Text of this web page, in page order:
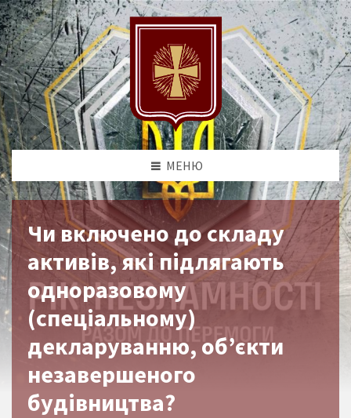
МЕНЮ
Чи включено до складу
активів, які підлягають
одноразовому
(спеціальному)
декларуванню, об’єкти
незавершеного
будівництва?